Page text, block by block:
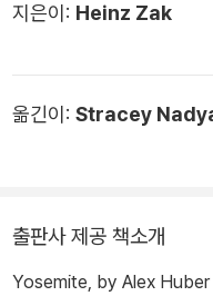
지은이: Heinz Zak
옮긴이: Stracey
출판사 제공 책소개
Yosemite, by Alex